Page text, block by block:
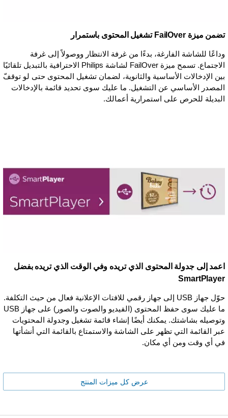
تضمن ميزة FailOver تشغيل المحتوى باستمرار
وداعًا للشاشة الفارغة، بدءًا من غرفة الانتظار ووصولاً إلى غرفة
الاجتماع. تسمح ميزة FailOver لشاشة Philips الاحترافية بالتبديل تلقائيًا
بين الإدخالات الأساسية والثانوية، لضمان تشغيل المحتوى حتى لو توقفّ
المصدر الأساسي عن التشغيل. ما عليك سوى تحديد قائمة بالإدخالات
البديلة للحرص على استمرارية أعمالك.
اعمد إلى جدولة المحتوى الذي تريده وفي الوقت الذي تريده بفضل
SmartPlayer
حوّل جهاز USB إلى جهاز رقمي للافتات الإعلانية فعال من حيث التكلفة.
ما عليك سوى حفظ المحتوى (الفيديو والصوت والصور) على جهاز USB
وتوصيله بشاشتك. يمكنك أيضًا إنشاء قائمة تشغيل وجدولة المحتويات
عبر القائمة التي تظهر على الشاشة والاستمتاع بالقائمة التي أنشأتها
في أي وقت ومن أي مكان.
عرض كل ميزات المنتج